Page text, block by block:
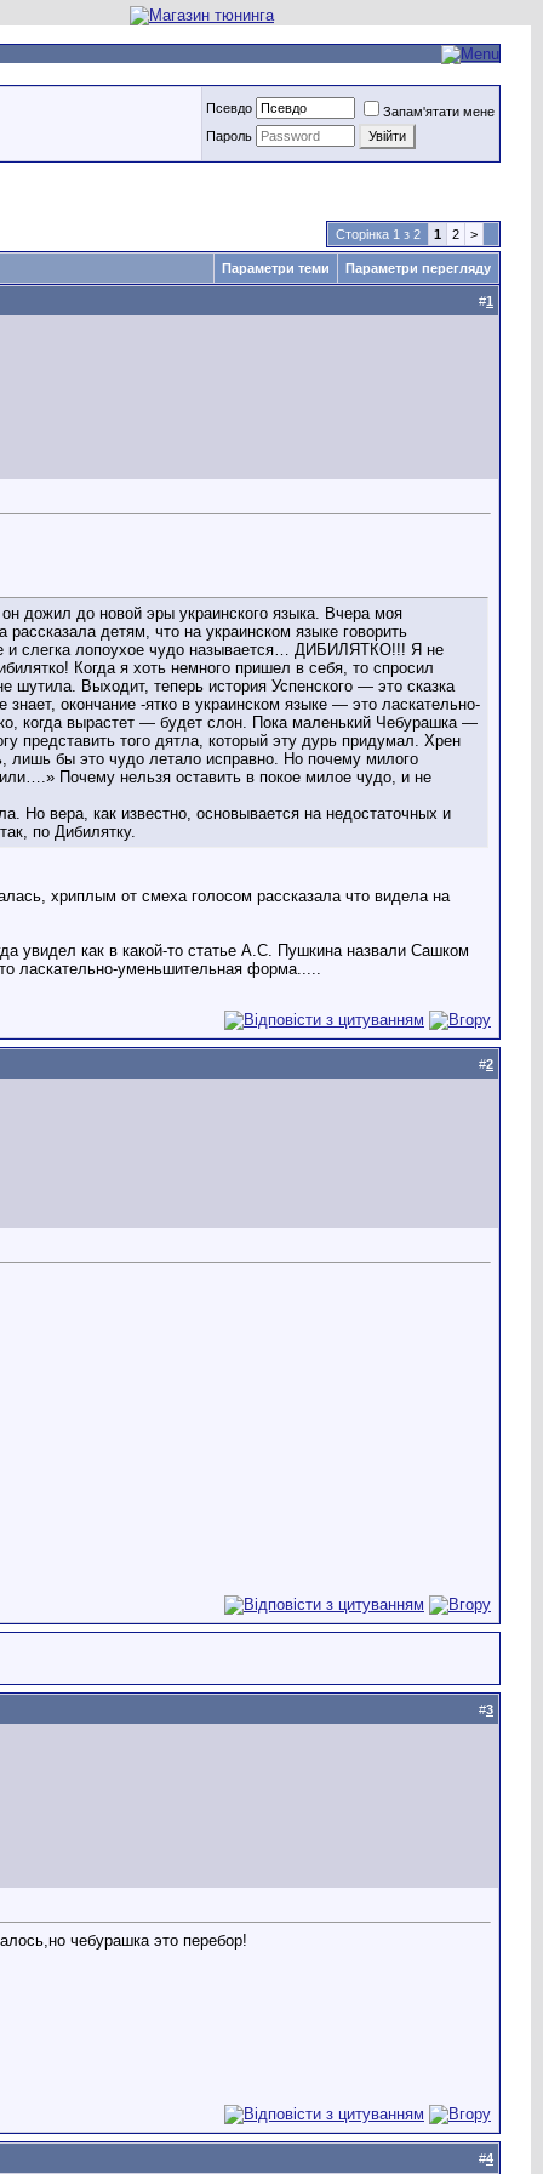
Псевдо
Запам'ятати мене
Пароль
Сторінка 1 з 2 1 2 >
Параметри теми Параметри перегляду
#1
дожил до новой эры украинского языка. Вчера моя
детям, что на украинском языке говорить
слегка лопоухое чудо называется… ДИБИЛЯТКО!!! Я не
Когда я хоть немного пришел в себя, то спросил
шутила. Выходит, теперь история Успенского — это сказка
окончание -ятко в украинском языке — это ласкательно-
когда вырастет — будет слон. Пока маленький Чебурашка —
представить того дятла, который эту дурь придумал. Хрен
лишь бы это чудо летало исправно. Но почему милого
Почему нельзя оставить в покое милое чудо, и не
Но вера, как известно, основывается на недостаточных и
по Дибилятку.
хриплым от смеха голосом рассказала что видела на
увидел как в какой-то статье А.С. Пушкина назвали Сашком
ласкательно-уменьшительная форма.....
#2
#3
чебурашка это перебор!
#4